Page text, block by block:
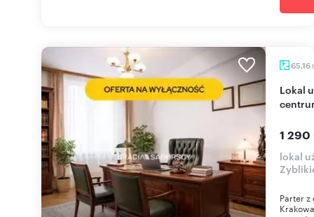
65,16
Lokal użytkowy na parterze z witrynami w
1 290
lokal
Parter